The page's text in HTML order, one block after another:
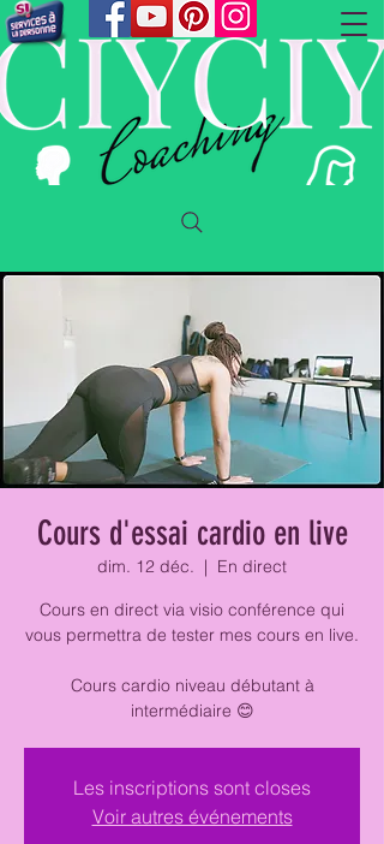
Cours d'essai cardio en live
dim. 12 déc.
  |
En direct
Cours en direct via visio conférence qui
vous permettra de tester mes cours en live.
Cours cardio niveau débutant à
intermédiaire 😊
Les inscriptions sont closes
Voir autres événements